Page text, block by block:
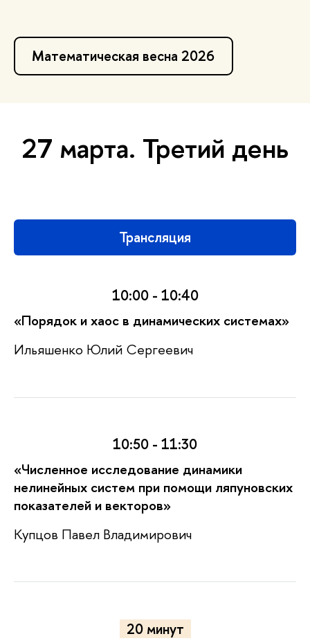
Математическая весна 2026
27 марта. Третий день
Трансляция
10:00 - 10:40
«Порядок и хаос в динамических системах»
Ильяшенко Юлий Сергеевич
10:50 - 11:30
«Численное исследование динамики
нелинейных систем при помощи ляпуновских
показателей и векторов»
Купцов Павел Владимирович
20 минут